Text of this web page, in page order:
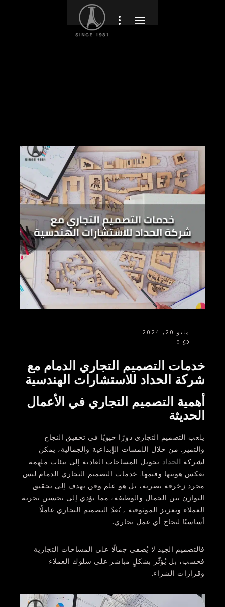
مايو 20, 2024
خدمات التصميم التجاري الدمام مع
شركة الحداد للاستشارات الهندسية
أهمية التصميم التجاري في الأعمال
الحديثة
يلعب التصميم التجاري دورًا حيويًا في تحقيق النجاح
والتميز. من خلال اللمسات الإبداعية والجمالية، يمكن
لشركة الحداد تحويل المساحات العادية إلى بيئات ملهِمة
تعكس هويتها وقيمها. خدمات التصميم التجاري الدمام ليس
مجرد زخرفة بصرية، بل هو علم وفن يهدف إلى تحقيق
التوازن بين الجمال والوظيفة، مما يؤدي إلى تحسين تجربة
العملاء وتعزيز الموثوقية , يُعدّ التصميم التجاري عاملًا
أساسيًا لنجاح أي عمل تجاري.
فالتصميم الجيد لا يُضفي جمالًا على المساحات التجارية
فحسب، بل يُؤثّر بشكلٍ مباشر على سلوك العملاء
وقرارات الشراء.